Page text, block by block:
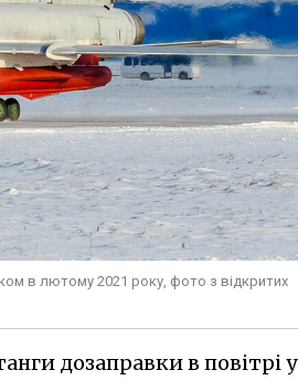
в лютому 2021 року, фото з відкритих
дозаправки в повітрі у